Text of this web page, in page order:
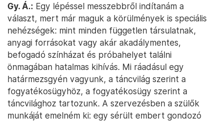
Gy. Á.: Egy lépéssel messzebbről indítanám a
választ, mert már maguk a körülmények is speciális
nehézségek: mint minden független társulatnak,
anyagi forrásokat vagy akár akadálymentes,
befogadó színházat és próbahelyet találni
önmagában hatalmas kihívás. Mi ráadásul egy
határmezsgyén vagyunk, a táncvilág szerint a
fogyatékosügyhöz, a fogyatékosügy szerint a
táncvilághoz tartozunk. A szervezésben a szülők
munkáját emelném ki: egy sérült embert gondozó